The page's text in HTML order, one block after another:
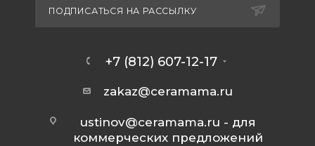
ПОДПИСАТЬСЯ НА РАССЫЛКУ
+7 (812) 607-12-17
zakaz@ceramama.ru
ustinov@ceramama.ru - для
коммерческих предложений